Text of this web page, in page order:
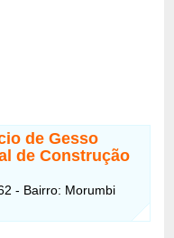
de Gesso
de Construção
- Bairro: Morumbi